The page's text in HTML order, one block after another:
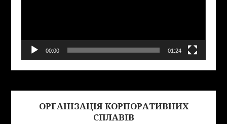
00:00 01:24
ОРГАНІЗАЦІЯ КОРПОРАТИВНИХ
СПЛАВІВ